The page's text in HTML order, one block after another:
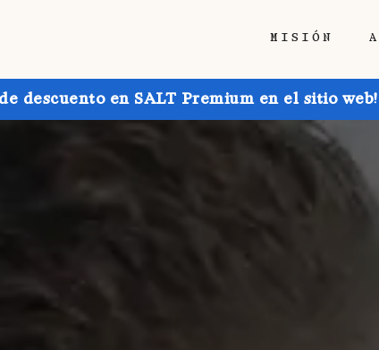
MISIÓN
descuento en SALT Premium en el sitio